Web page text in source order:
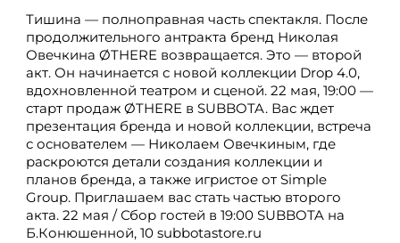
Тишина — полноправная часть спектакля. После
продолжительного антракта бренд Николая
Овечкина ØTHERE возвращается. Это — второй
акт. Он начинается с новой коллекции Drop 4.0,
вдохновленной театром и сценой. 22 мая, 19:00 —
старт продаж ØTHERE в SUBBOTA. Вас ждет
презентация бренда и новой коллекции, встреча
с основателем — Николаем Овечкиным, где
раскроются детали создания коллекции и
планов бренда, а также игристое от Simple
Group. Приглашаем вас стать частью второго
акта. 22 мая / Сбор гостей в 19:00 SUBBOTA на
Б.Конюшенной, 10 subbotastore.ru